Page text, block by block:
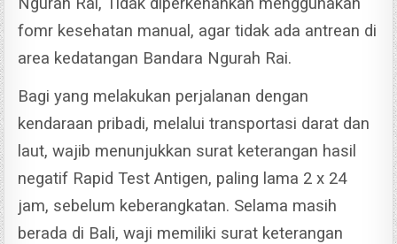
fomr kesehatan manual, agar tidak ada antrean di
area kedatangan Bandara Ngurah Rai.
Bagi yang melakukan perjalanan dengan
kendaraan pribadi, melalui transportasi darat dan
laut, wajib menunjukkan surat keterangan hasil
negatif Rapid Test Antigen, paling lama 2 x 24
jam, sebelum keberangkatan. Selama masih
berada di Bali, waji memiliki surat keterangan